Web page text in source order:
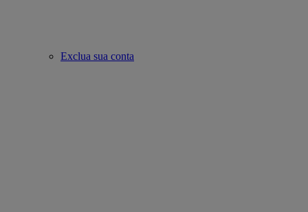
Exclua sua conta